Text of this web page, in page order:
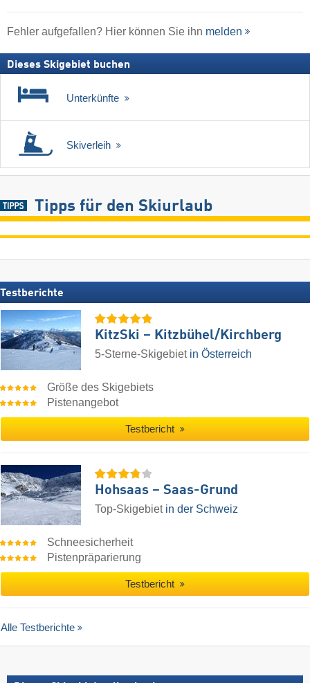
Fehler aufgefallen? Hier können Sie ihn melden
Dieses Skigebiet buchen
Unterkünfte
Skiverleih
Tipps für den Skiurlaub
Testberichte
KitzSki – Kitzbühel/​Kirchberg
5-Sterne-Skigebiet in Österreich
Größe des Skigebiets
Pistenangebot
Testbericht
Hohsaas – Saas-Grund
Top-Skigebiet in der Schweiz
Schneesicherheit
Pistenpräparierung
Testbericht
Alle Testberichte